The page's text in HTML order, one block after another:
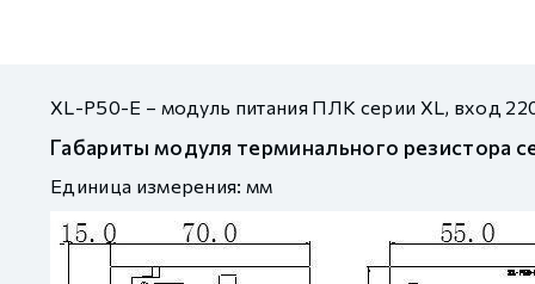
XL-P50-E – модуль питания ПЛК серии XL, вход
Габариты модуля терминального резистора
Единица измерения: мм